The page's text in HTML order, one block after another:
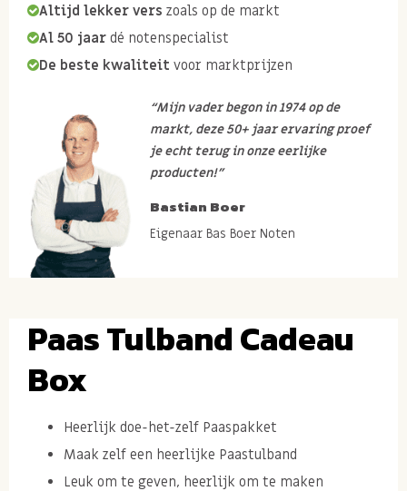
Altijd lekker vers zoals op de markt
Al 50 jaar dé notenspecialist
De beste kwaliteit voor marktprijzen
“Mijn vader begon in 1974 op de
markt, deze 50+ jaar ervaring proef
je echt terug in onze eerlijke
producten!”
Bastian Boer
Eigenaar Bas Boer Noten
Paas Tulband Cadeau
Box
Heerlijk doe-het-zelf Paaspakket
Maak zelf een heerlijke Paastulband
Leuk om te geven, heerlijk om te maken